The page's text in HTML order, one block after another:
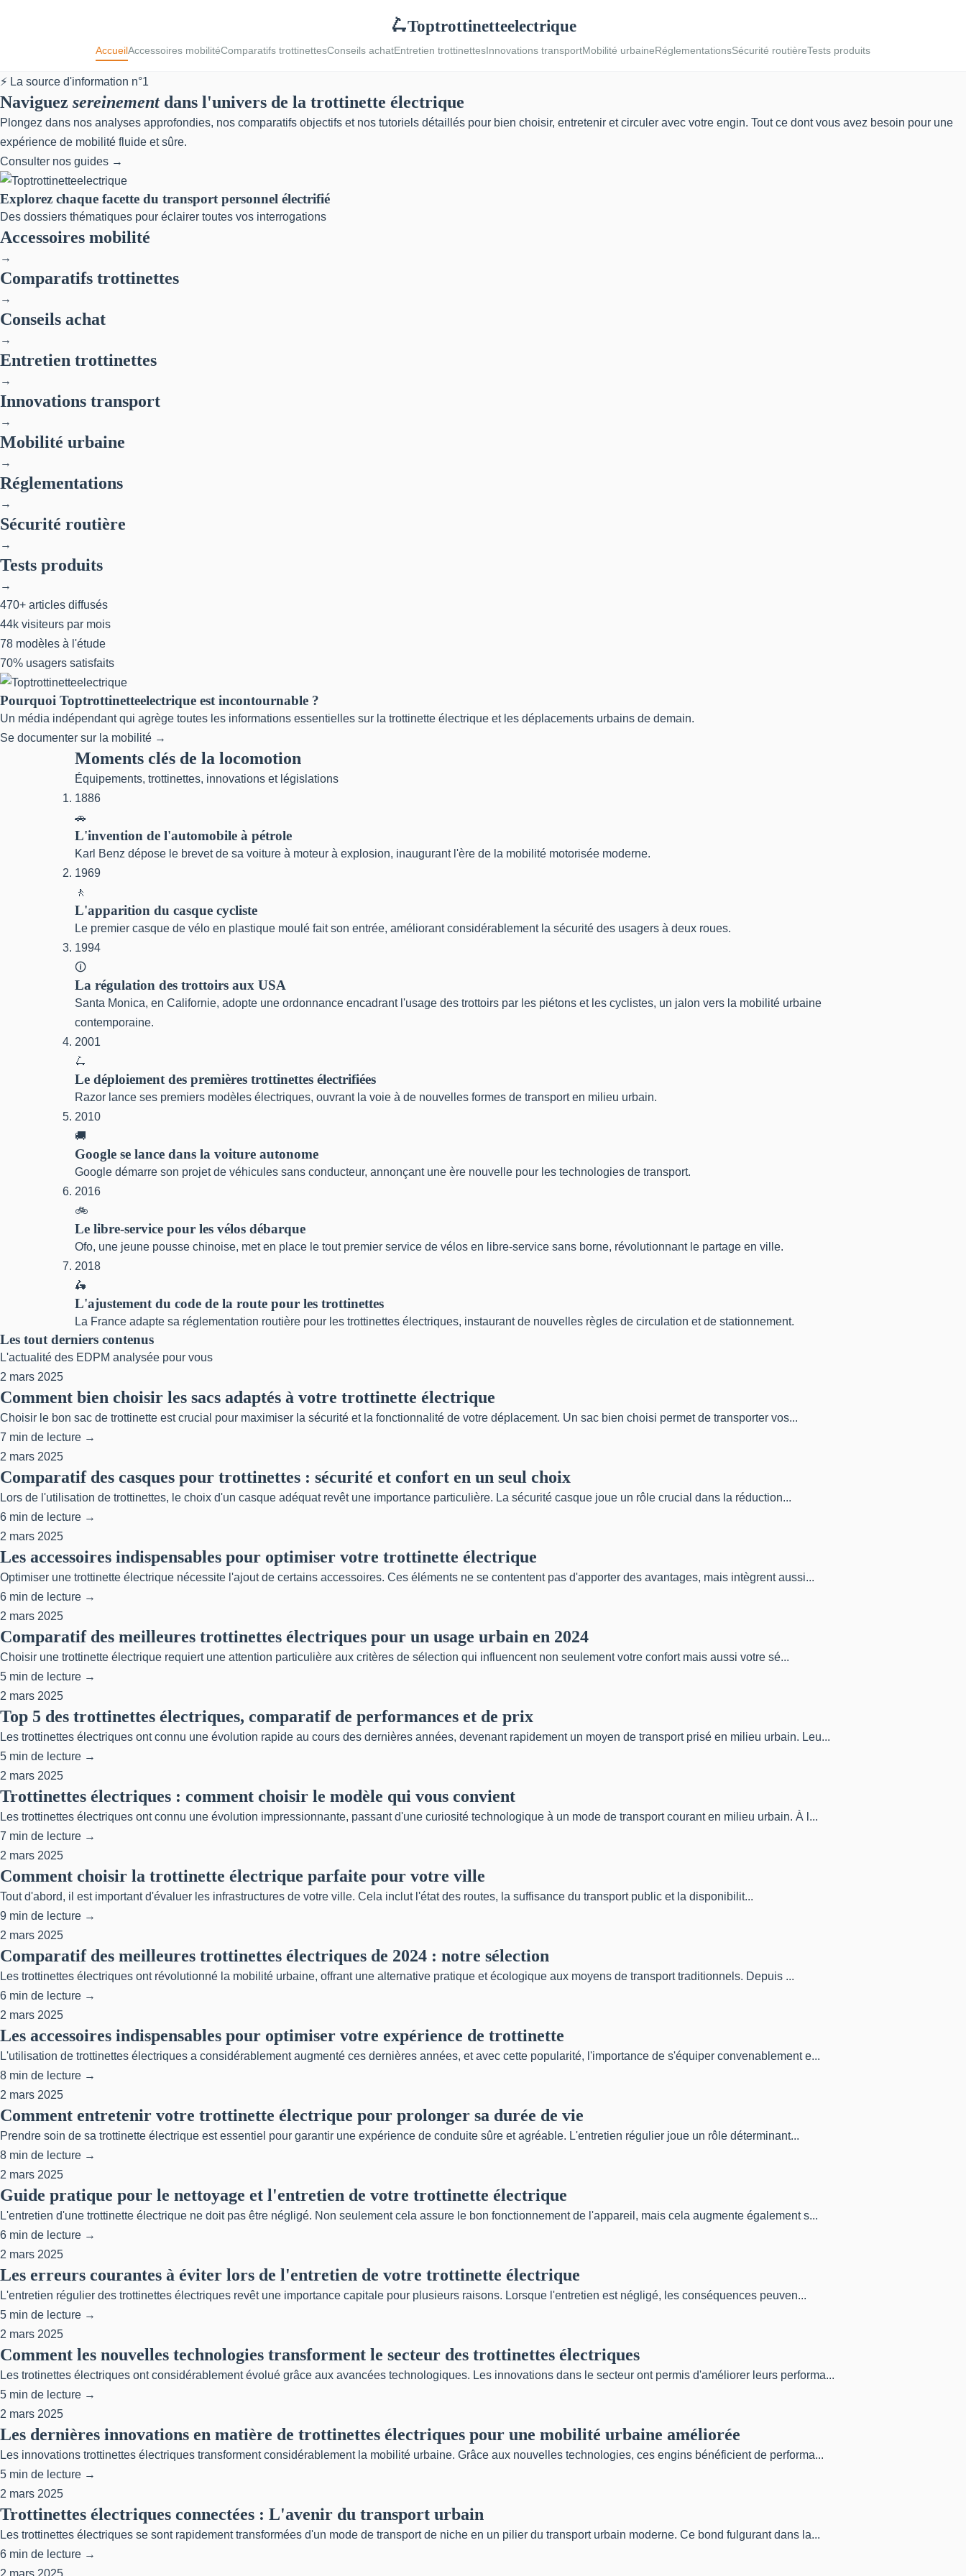
🛴Toptrottinetteelectrique
AccueilAccessoires mobilitéComparatifs trottinettesConseils achatEntretien trottinettesInnovations transportMobilité urbaineRéglementationsSécurité routièreTests produits
⚡ La source d'information n°1
Naviguez sereinementdans l'univers de la trottinette électrique
Plongez dans nos analyses approfondies, nos comparatifs objectifs et nos tutoriels détaillés pour bien choisir, entretenir et circuler avec votre engin. Tout ce dont vous avez besoin pour une
expérience de mobilité fluide et sûre.
Consulter nos guides →
Explorez chaque facette du transport personnel électrifié
Des dossiers thématiques pour éclairer toutes vos interrogations
Accessoires mobilité
→
Comparatifs trottinettes
→
Conseils achat
→
Entretien trottinettes
→
Innovations transport
→
Mobilité urbaine
→
Réglementations
→
Sécurité routière
→
Tests produits
→
470+ articles diffusés
44k visiteurs par mois
78 modèles à l'étude
70% usagers satisfaits
Pourquoi Toptrottinetteelectrique est incontournable ?
Un média indépendant qui agrège toutes les informations essentielles sur la trottinette électrique et les déplacements urbains de demain.
Se documenter sur la mobilité →
Moments clés de la locomotion
Équipements, trottinettes, innovations et législations
1886
🚗
L'invention de l'automobile à pétrole
Karl Benz dépose le brevet de sa voiture à moteur à explosion, inaugurant l'ère de la mobilité motorisée moderne.
1969
🚶
L'apparition du casque cycliste
Le premier casque de vélo en plastique moulé fait son entrée, améliorant considérablement la sécurité des usagers à deux roues.
1994
🛈
La régulation des trottoirs aux USA
Santa Monica, en Californie, adopte une ordonnance encadrant l'usage des trottoirs par les piétons et les cyclistes, un jalon vers la mobilité urbaine
contemporaine.
2001
🛴
Le déploiement des premières trottinettes électrifiées
Razor lance ses premiers modèles électriques, ouvrant la voie à de nouvelles formes de transport en milieu urbain.
2010
🚚
Google se lance dans la voiture autonome
Google démarre son projet de véhicules sans conducteur, annonçant une ère nouvelle pour les technologies de transport.
2016
🚲
Le libre-service pour les vélos débarque
Ofo, une jeune pousse chinoise, met en place le tout premier service de vélos en libre-service sans borne, révolutionnant le partage en ville.
2018
🛵
L'ajustement du code de la route pour les trottinettes
La France adapte sa réglementation routière pour les trottinettes électriques, instaurant de nouvelles règles de circulation et de stationnement.
Les tout derniers contenus
L'actualité des EDPM analysée pour vous
2 mars 2025
Comment bien choisir les sacs adaptés à votre trottinette électrique
Choisir le bon sac de trottinette est crucial pour maximiser la sécurité et la fonctionnalité de votre déplacement. Un sac bien choisi permet de transporter vos...
7 min de lecture →
2 mars 2025
Comparatif des casques pour trottinettes : sécurité et confort en un seul choix
Lors de l'utilisation de trottinettes, le choix d'un casque adéquat revêt une importance particulière. La sécurité casque joue un rôle crucial dans la réduction...
6 min de lecture →
2 mars 2025
Les accessoires indispensables pour optimiser votre trottinette électrique
Optimiser une trottinette électrique nécessite l'ajout de certains accessoires. Ces éléments ne se contentent pas d'apporter des avantages, mais intègrent aussi...
6 min de lecture →
2 mars 2025
Comparatif des meilleures trottinettes électriques pour un usage urbain en 2024
Choisir une trottinette électrique requiert une attention particulière aux critères de sélection qui influencent non seulement votre confort mais aussi votre sé...
5 min de lecture →
2 mars 2025
Top 5 des trottinettes électriques, comparatif de performances et de prix
Les trottinettes électriques ont connu une évolution rapide au cours des dernières années, devenant rapidement un moyen de transport prisé en milieu urbain. Leu...
5 min de lecture →
2 mars 2025
Trottinettes électriques : comment choisir le modèle qui vous convient
Les trottinettes électriques ont connu une évolution impressionnante, passant d'une curiosité technologique à un mode de transport courant en milieu urbain. À l...
7 min de lecture →
2 mars 2025
Comment choisir la trottinette électrique parfaite pour votre ville
Tout d'abord, il est important d'évaluer les infrastructures de votre ville. Cela inclut l'état des routes, la suffisance du transport public et la disponibilit...
9 min de lecture →
2 mars 2025
Comparatif des meilleures trottinettes électriques de 2024 : notre sélection
Les trottinettes électriques ont révolutionné la mobilité urbaine, offrant une alternative pratique et écologique aux moyens de transport traditionnels. Depuis ...
6 min de lecture →
2 mars 2025
Les accessoires indispensables pour optimiser votre expérience de trottinette
L'utilisation de trottinettes électriques a considérablement augmenté ces dernières années, et avec cette popularité, l'importance de s'équiper convenablement e...
8 min de lecture →
2 mars 2025
Comment entretenir votre trottinette électrique pour prolonger sa durée de vie
Prendre soin de sa trottinette électrique est essentiel pour garantir une expérience de conduite sûre et agréable. L'entretien régulier joue un rôle déterminant...
8 min de lecture →
2 mars 2025
Guide pratique pour le nettoyage et l'entretien de votre trottinette électrique
L'entretien d'une trottinette électrique ne doit pas être négligé. Non seulement cela assure le bon fonctionnement de l'appareil, mais cela augmente également s...
6 min de lecture →
2 mars 2025
Les erreurs courantes à éviter lors de l'entretien de votre trottinette électrique
L'entretien régulier des trottinettes électriques revêt une importance capitale pour plusieurs raisons. Lorsque l'entretien est négligé, les conséquences peuven...
5 min de lecture →
2 mars 2025
Comment les nouvelles technologies transforment le secteur des trottinettes électriques
Les trotinettes électriques ont considérablement évolué grâce aux avancées technologiques. Les innovations dans le secteur ont permis d'améliorer leurs performa...
5 min de lecture →
2 mars 2025
Les dernières innovations en matière de trottinettes électriques pour une mobilité urbaine améliorée
Les innovations trottinettes électriques transforment considérablement la mobilité urbaine. Grâce aux nouvelles technologies, ces engins bénéficient de performa...
5 min de lecture →
2 mars 2025
Trottinettes électriques connectées : L'avenir du transport urbain
Les trottinettes électriques se sont rapidement transformées d'un mode de transport de niche en un pilier du transport urbain moderne. Ce bond fulgurant dans la...
6 min de lecture →
2 mars 2025